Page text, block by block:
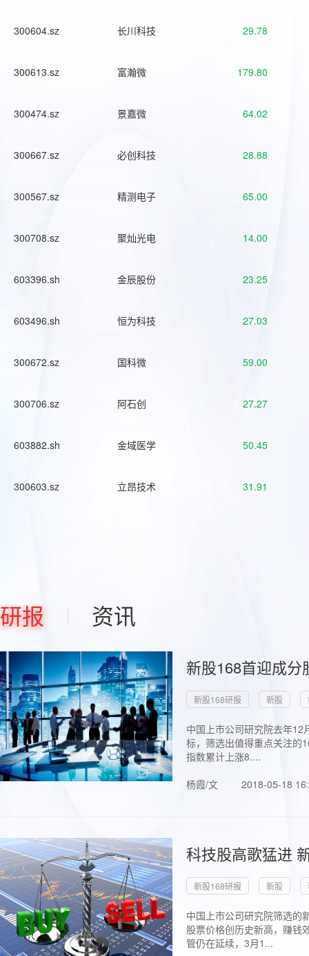
300604.sz 长川科技 29.78
300613.sz 富瀚微 179.80
300474.sz 景嘉微 64.02
300667.sz 必创科技 28.88
300567.sz 精测电子 65.00
300708.sz 聚灿光电 14.00
603396.sh 金辰股份 23.25
603496.sh 恒为科技 27.03
300672.sz 国科微 59.00
300706.sz 阿石创 27.27
603882.sh 金域医学 50.45
300603.sz 立昂技术 31.91
研报 资讯
新股168首迎成
新股168研报 新股
中国上市公司研究院去年
标，筛选出值得重点关注的
指数累计上涨8....
杨霞/文
2018-05-18
科技股高歌猛进
新股168研报 新股
中国上市公司研究院筛选的
股票价格创历史新高，赚钱
管仍在延续，3月1...